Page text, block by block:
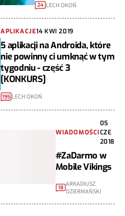
24 LECH OKOŃ
APLIKACJE14 KWI 2019
5 aplikacji na Androida, które
nie powinny ci umknąć w tym
tygodniu - część 3
[KONKURS]
195 LECH OKOŃ
WIADOMOŚCI
05
CZE
2018
#ZaDarmo w
Mobile Vikings
18 ARKADIUSZ
DZIERMAŃSKI